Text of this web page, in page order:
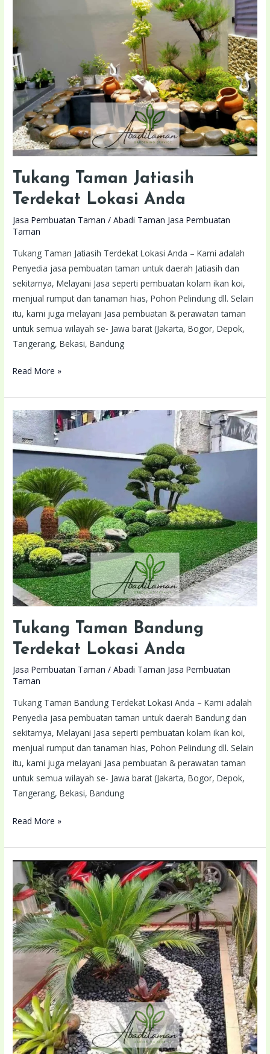
Tukang Taman Jatiasih
Terdekat Lokasi Anda
Jasa Pembuatan Taman /Abadi Taman Jasa Pembuatan
Taman
Tukang Taman Jatiasih Terdekat Lokasi Anda – Kami adalah
Penyedia jasa pembuatan taman untuk daerah Jatiasih dan
sekitarnya, Melayani Jasa seperti pembuatan kolam ikan koi,
menjual rumput dan tanaman hias, Pohon Pelindung dll. Selain
itu, kami juga melayani Jasa pembuatan & perawatan taman
untuk semua wilayah se- Jawa barat (Jakarta, Bogor, Depok,
Tangerang, Bekasi, Bandung
Lokasi
Anda
Read More »
Tukang Taman Bandung
Terdekat Lokasi Anda
Jasa Pembuatan Taman /Abadi Taman Jasa Pembuatan
Taman
Tukang Taman Bandung Terdekat Lokasi Anda – Kami adalah
Penyedia jasa pembuatan taman untuk daerah Bandung dan
sekitarnya, Melayani Jasa seperti pembuatan kolam ikan koi,
menjual rumput dan tanaman hias, Pohon Pelindung dll. Selain
itu, kami juga melayani Jasa pembuatan & perawatan taman
untuk semua wilayah se- Jawa barat (Jakarta, Bogor, Depok,
Tangerang, Bekasi, Bandung
Tukang
Taman
Bandung
Lokasi
Anda
Read More »
Tukang
Taman
Cinere
Terdekat
Lokasi
Anda